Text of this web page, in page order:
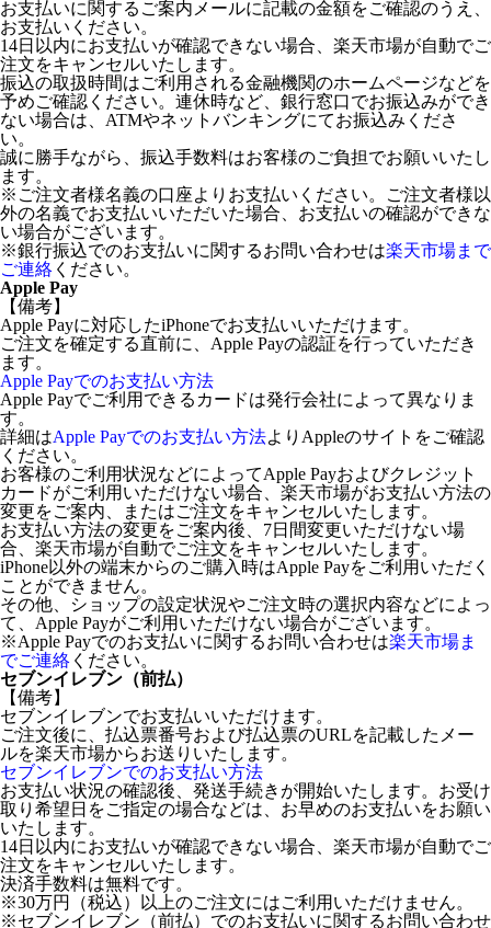
お支払いに関するご案内メールに記載の金額をご確認のうえ、
お支払いください。
14日以内にお支払いが確認できない場合、楽天市場が自動でご
注文をキャンセルいたします。
振込の取扱時間はご利用される金融機関のホームページなどを
予めご確認ください。連休時など、銀行窓口でお振込みができ
ない場合は、ATMやネットバンキングにてお振込みくださ
い。
誠に勝手ながら、振込手数料はお客様のご負担でお願いいたし
ます。
※ご注文者様名義の口座よりお支払いください。ご注文者様以
外の名義でお支払いいただいた場合、お支払いの確認ができな
い場合がございます。
※銀行振込でのお支払いに関するお問い合わせは楽天市場まで
ご連絡 ください。
Apple Pay
【備考】
Apple Payに対応したiPhoneでお支払いいただけます。
ご注文を確定する直前に、Apple Payの認証を行っていただき
ます。
Apple Payでのお支払い方法
Apple Payでご利用できるカードは発行会社によって異なりま
す。
詳細はApple Payでのお支払い方法よりAppleのサイトをご確認
ください。
お客様のご利用状況などによってApple Payおよびクレジット
カードがご利用いただけない場合、楽天市場がお支払い方法の
変更をご案内、またはご注文をキャンセルいたします。
お支払い方法の変更をご案内後、7日間変更いただけない場
合、楽天市場が自動でご注文をキャンセルいたします。
iPhone以外の端末からのご購入時はApple Payをご利用いただく
ことができません。
その他、ショップの設定状況やご注文時の選択内容などによっ
て、Apple Payがご利用いただけない場合がございます。
※Apple Payでのお支払いに関するお問い合わせは楽天市場ま
でご連絡 ください。
セブンイレブン（前払）
【備考】
セブンイレブンでお支払いいただけます。
ご注文後に、払込票番号および払込票のURLを記載したメー
ルを楽天市場からお送りいたします。
セブンイレブンでのお支払い方法
お支払い状況の確認後、発送手続きが開始いたします。お受け
取り希望日をご指定の場合などは、お早めのお支払いをお願い
いたします。
14日以内にお支払いが確認できない場合、楽天市場が自動でご
注文をキャンセルいたします。
決済手数料は無料です。
※30万円（税込）以上のご注文にはご利用いただけません。
※セブンイレブン（前払）でのお支払いに関するお問い合わせ